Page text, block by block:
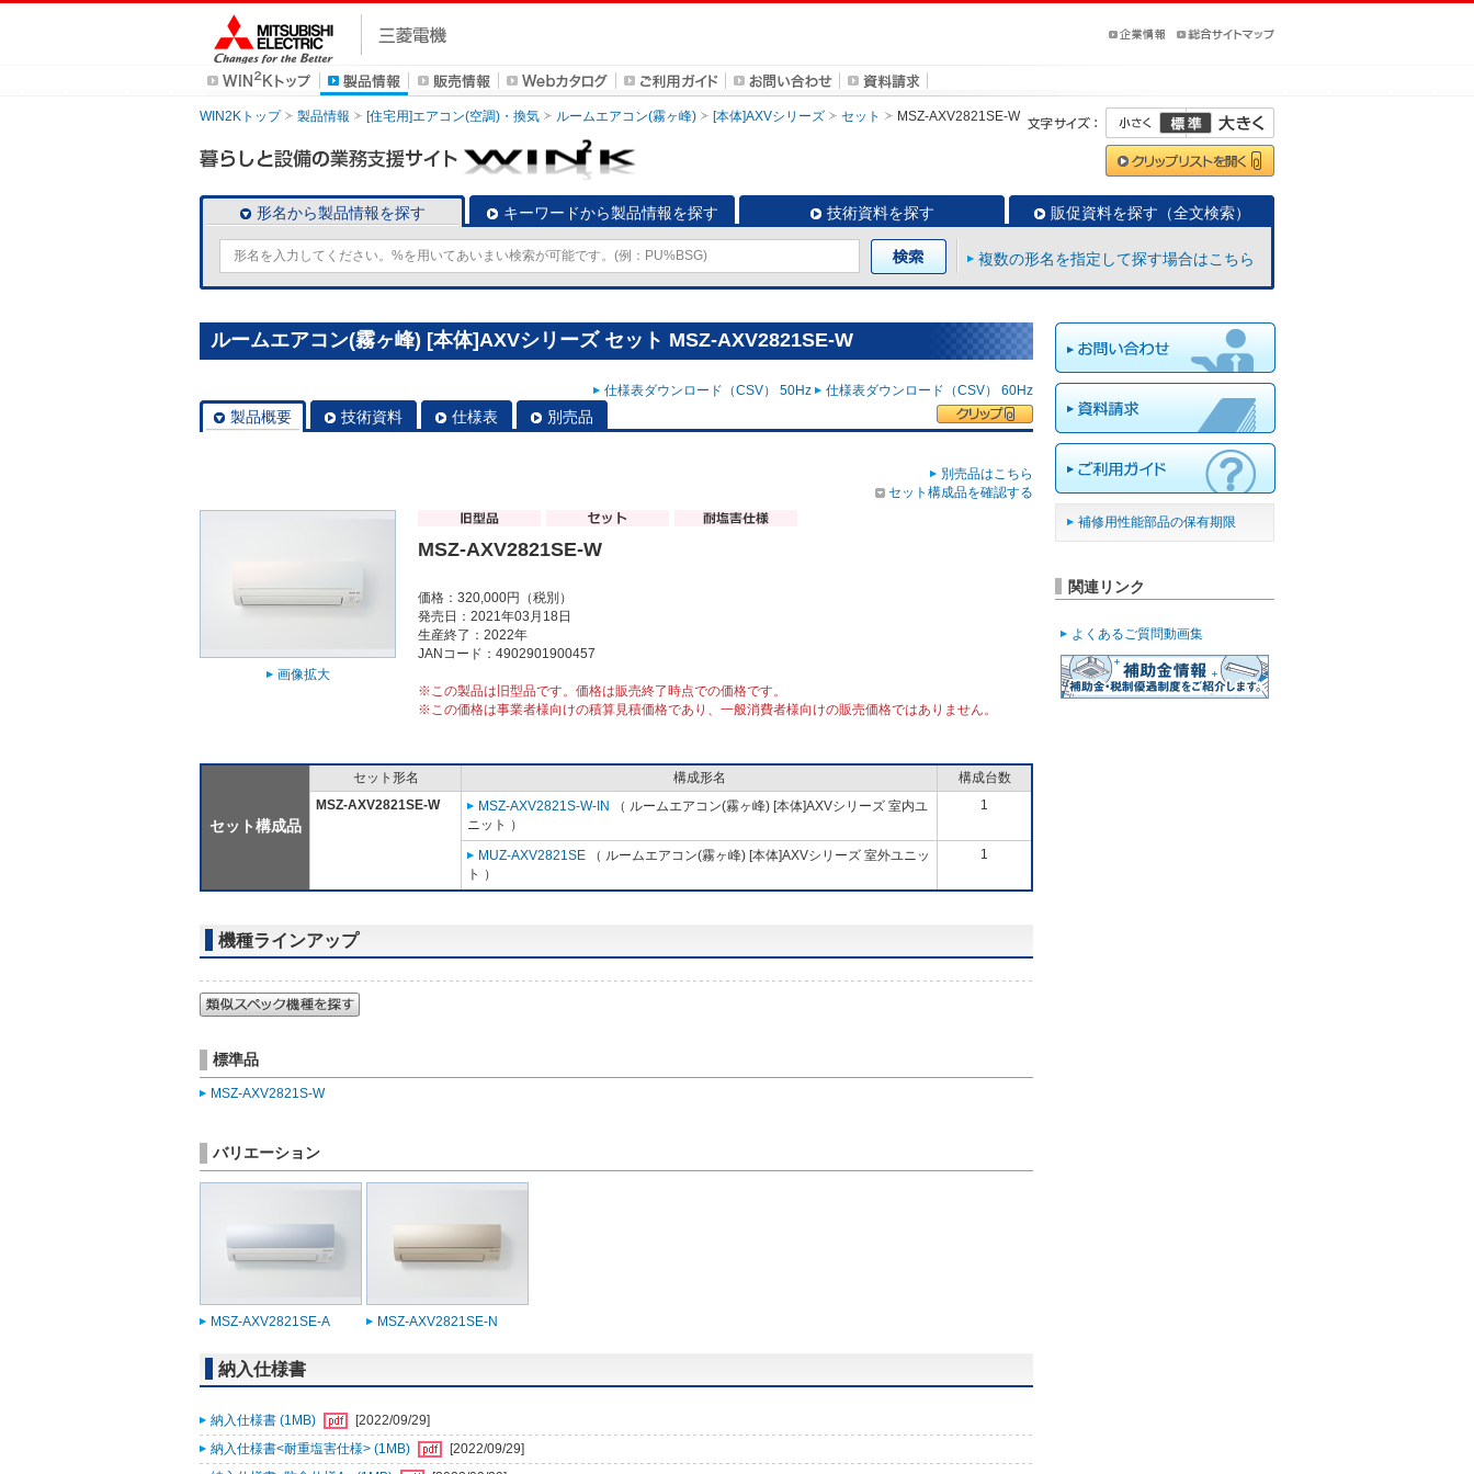
WIN2Kトップ 製品情報 [住宅用]エアコン(空調)・換気 ルームエアコン(霧ヶ峰) [本体]AXVシリーズ セット MSZ-AXV2821SE-W
形名から製品情報を探す キーワードから製品情報を探す 技術資料を探す 販促資料を探す（全文検索）
複数の形名を指定して探す場合はこちら
ルームエアコン(霧ヶ峰) [本体]AXVシリーズ セット MSZ-AXV2821SE-W
仕様表ダウンロード（CSV） 50Hz 仕様表ダウンロード（CSV） 60Hz
製品概要 技術資料 仕様表 別売品
別売品はこちら
セット構成品を確認する
画像拡大
MSZ-AXV2821SE-W
価格：320,000円（税別）
発売日：2021年03月18日
生産終了：2022年
JANコード：4902901900457
※この製品は旧型品です。価格は販売終了時点での価格です。
※この価格は事業者様向けの積算見積価格であり、一般消費者様向けの販売価格ではありません。
セット構成品
セット形名 構成形名
構成台数
MSZ-AXV2821SE-W
MSZ-AXV2821S-W-IN
（ ルームエアコン(霧ヶ峰) [本体]AXVシリーズ 室内ユ
ニット ）
1
MUZ-AXV2821SE （ ルームエアコン(霧ヶ峰) [本体]AXVシリーズ 室外ユニッ
ト ）
1
機種ラインアップ
標準品
MSZ-AXV2821S-W
バリエーション
MSZ-AXV2821SE-A MSZ-AXV2821SE-N
納入仕様書
納入仕様書 (1MB)
[2022/09/29]
納入仕様書<耐重塩害仕様> (1MB)
[2022/09/29]
補修用性能部品の保有期限
関連リンク
よくあるご質問動画集